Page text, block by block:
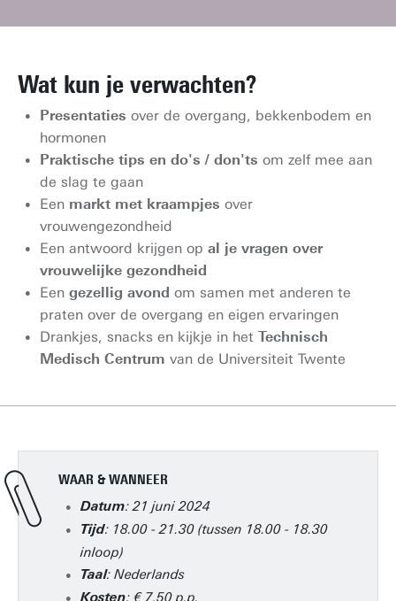
Wat kun je verwachten?
Presentaties over de overgang, bekkenbodem en
hormonen
Praktische tips en do's / don'ts om zelf mee aan
de slag te gaan
Een markt met kraampjes over
vrouwengezondheid
Een antwoord krijgen op al je vragen over
vrouwelijke gezondheid
Een gezellig avond om samen met anderen te
praten over de overgang en eigen ervaringen
Drankjes, snacks en kijkje in het Technisch
Medisch Centrum van de Universiteit Twente
WAAR & WANNEER
Datum: 21 juni 2024
Tijd: 18.00 - 21.30 (tussen 18.00 - 18.30
inloop)
Taal: Nederlands
: € 7,50 p.p.